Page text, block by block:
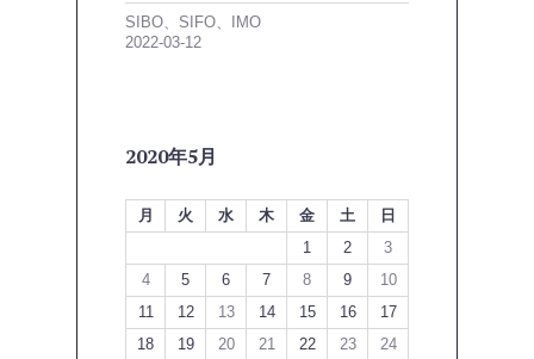
SIBO、SIFO、IMO
2022-03-12
2020年5月
月 火 水 木 金 土
日
1
2
3
4
5 6 7 8 9
10
11
12 13 14 15 16
17
18
19 20 21 22 23
24